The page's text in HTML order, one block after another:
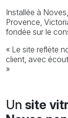
Installée à
Provence,
fondée sur le
« Le site reflète
client, avec
»
Un site